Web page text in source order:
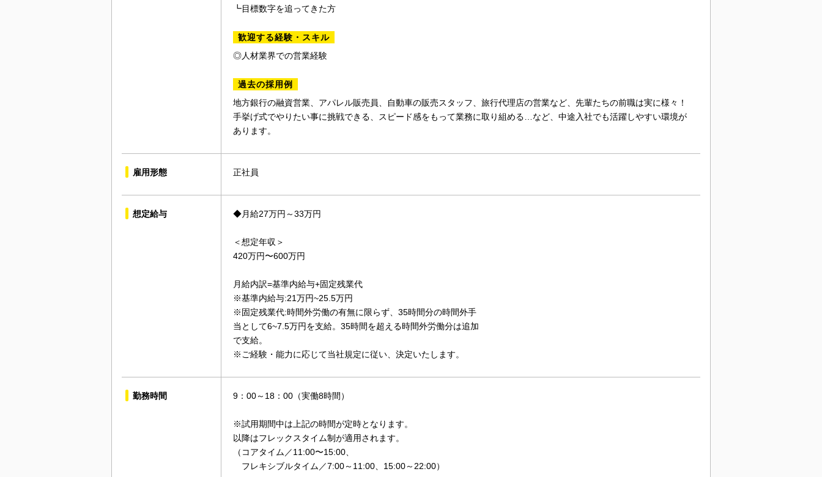
┗目標数字を追ってきた方
歓迎する経験・スキル
◎人材業界での営業経験
過去の採用例
地方銀行の融資営業、アパレル販売員、自動車の販売スタッフ、旅行代理店の営業など、先輩たちの前職は実に様々！
手挙げ式でやりたい事に挑戦できる、スピード感をもって業務に取り組める…など、中途入社でも活躍しやすい環境が
あります。
雇用形態 正社員
想定給与 ◆月給27万円～33万円
＜想定年収＞
420万円〜600万円
月給内訳=基準内給与+固定残業代
※基準内給与:21万円~25.5万円
※固定残業代:時間外労働の有無に限らず、35時間分の時間外手
当として6~7.5万円を支給。35時間を超える時間外労働分は追加
で支給。
※ご経験・能力に応じて当社規定に従い、決定いたします。
勤務時間 9：00～18：00（実働8時間）
※試用期間中は上記の時間が定時となります。
以降はフレックスタイム制が適用されます。
（コアタイム／11:00〜15:00、
フレキシブルタイム／7:00～11:00、15:00～22:00）